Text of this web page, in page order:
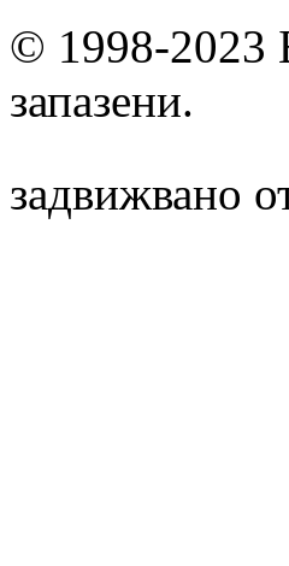
© 1998-2023
запазени.
задвижвано